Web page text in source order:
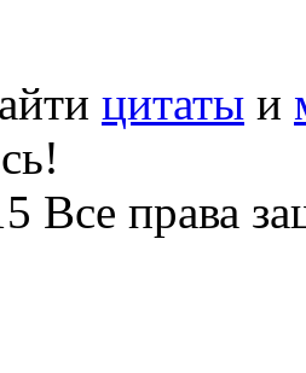
цитаты и
Все права